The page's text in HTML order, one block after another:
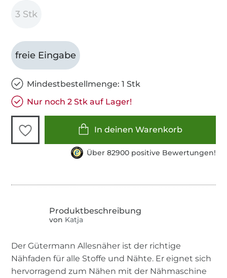
3 Stk
freie Eingabe
Mindestbestellmenge: 1 Stk
Nur noch 2 Stk auf Lager!
In deinen Warenkorb
Über 82900 positive Bewertungen!
von Katja
Der Gütermann Allesnäher ist der richtige
Nähfaden für alle Stoffe und Nähte. Er eignet sich
hervorragend zum Nähen mit der Nähmaschine